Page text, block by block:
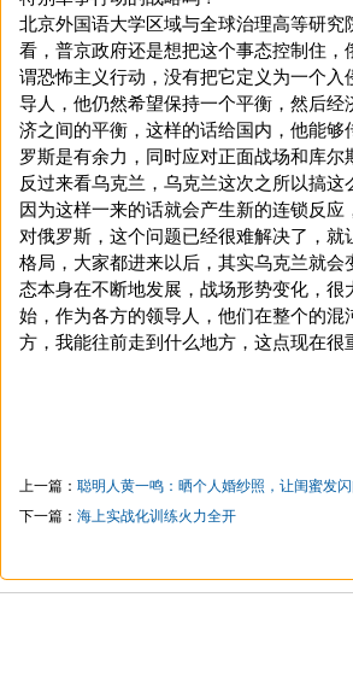
北京外国语大学区域与全球治理高等研
看，普京政府还是想把这个事态控制住
谓恐怖主义行动，没有把它定义为一个
导人，他仍然希望保持一个平衡，然后
济之间的平衡，这样的话给国内，他能
罗斯是有余力，同时应对正面战场和库尔
反过来看乌克兰，乌克兰这次之所以搞
因为这样一来的话就会产生新的连锁反
对俄罗斯，这个问题已经很难解决了，就
格局，大家都进来以后，其实乌克兰就
态本身在不断地发展，战场形势变化，
始，作为各方的领导人，他们在整个的
方，我能往前走到什么地方，这点现在很
上一篇： 聪明人黄一鸣：晒个人婚纱照，让闺蜜发
下一篇： 海上实战化训练火力全开